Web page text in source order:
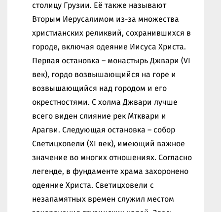
столицу Грузии. Её также называют
Вторым Иерусалимом из-за множества
христианских реликвий, сохранившихся в
городе, включая одеяние Иисуса Христа.
Первая остановка – монастырь Джвари (VI
век), гордо возвышающийся на горе и
возвышающийся над городом и его
окрестностями. С холма Джвари лучше
всего виден слияние рек Мтквари и
Арагви. Следующая остановка – собор
Светицховели (XI век), имеющий важное
значение во многих отношениях. Согласно
легенде, в фундаменте храма захоронено
одеяние Христа. Светицховели с
незапамятных времен служил местом